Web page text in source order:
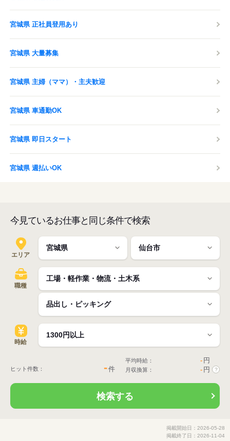
宮城県 正社員登用あり
宮城県 大量募集
宮城県 主婦（ママ）・主夫歓迎
宮城県 車通勤OK
宮城県 即日スタート
宮城県 週払いOK
今見ているお仕事と同じ条件で検索
エリア
職種
時給
ヒット件数： -件
平均時給： - 円
月収換算： - 円 ?
検索する
掲載開始日：2026-05-28
掲載終了日：2026-11-04